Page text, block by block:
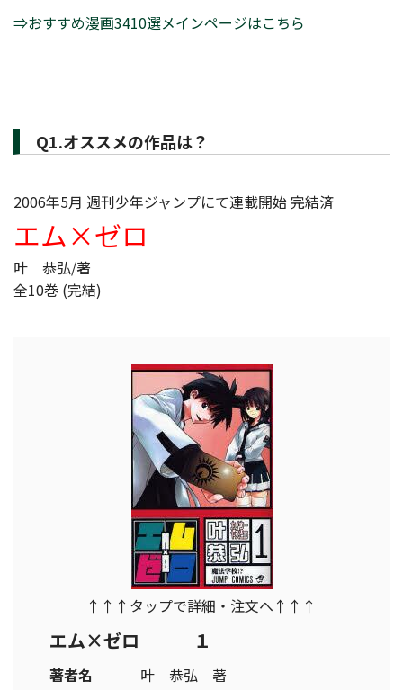
⇒おすすめ漫画3410選メインページはこちら
Q1.オススメの作品は？
2006年5月 週刊少年ジャンプにて連載開始 完結済
エム×ゼロ
叶 恭弘/著
全10巻 (完結)
↑↑↑タップで詳細・注文へ↑↑↑
エム×ゼロ １
著者名
叶 恭弘 著